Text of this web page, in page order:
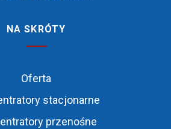
NA SKRÓTY
Oferta
stacjonarne
przenośne